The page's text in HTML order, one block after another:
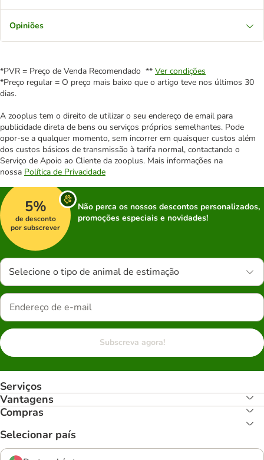
Opiniões
*PVR = Preço de Venda Recomendado ** Ver condições
*Preço regular = O preço mais baixo que o artigo teve nos últimos 30
dias.
A zooplus tem o direito de utilizar o seu endereço de email para
publicidade direta de bens ou serviços próprios semelhantes. Pode
opor-se a qualquer momento, sem incorrer em quaisquer custos além
dos custos básicos de transmissão à tarifa normal, contactando o
Serviço de Apoio ao Cliente da zooplus. Mais informações na
nossa Política de Privacidade
5%
de desconto
por subscrever
Não perca os nossos descontos personalizados,
promoções especiais e novidades!
Selecione o tipo de animal de estimação
Subscreva agora!
Serviços
Vantagens
Compras
Selecionar país